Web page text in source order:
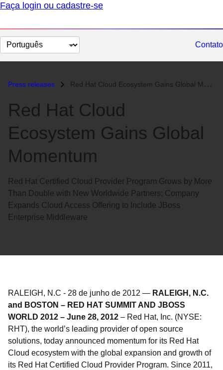
Faça login ou cadastre-se
Selecionar
idioma
Contato
Press releases Red Hat Cloud Ecosystem Gains Global Momentum...
Red Hat Cloud
Ecosystem Gains Global
Momentum
Red Hat Certified Cloud Provider Program Grows by More
Than Double with New Worldwide Partners; Company
Expands Cloud Access Offering to Include JBoss
Enterprise Middleware
RALEIGH, N.C - 28 de junho de 2012 — RALEIGH, N.C.
and BOSTON – RED HAT SUMMIT AND JBOSS
WORLD 2012 – June 28, 2012 – Red Hat, Inc. (NYSE:
RHT), the world’s leading provider of open source
solutions, today announced momentum for its Red Hat
Cloud ecosystem with the global expansion and growth of
its Red Hat Certified Cloud Provider Program. Since 2011,